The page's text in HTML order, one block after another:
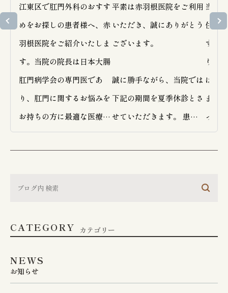
江東区で肛門外科のおすす
めをお探しの患者様へ、赤
羽根医院をご紹介いたしま
す。当院の院長は日本大腸
肛門病学会の専門医であ
り、肛門に関するお悩みを
お持ちの方に最適な医療を
提供しています。
ケートなテーマであり、多
とがあります。そのため、
悩みを相談できるよう、温
かくプライバシーに配慮し
平素は赤羽根医院をご利用
いただき、誠にありがとう
ございます。
誠に勝手ながら、当院では
下記の期間を夏季休診とさ
せていただきます。 患者
さまにはご不便とご迷惑を
おかけいたしますが、何卒
2026年8月16日（日）
当院
住宅
す。
りま
はご
また
って
な揺
あり
ん。
CATEGORY カテゴリー
NEWS
お知らせ